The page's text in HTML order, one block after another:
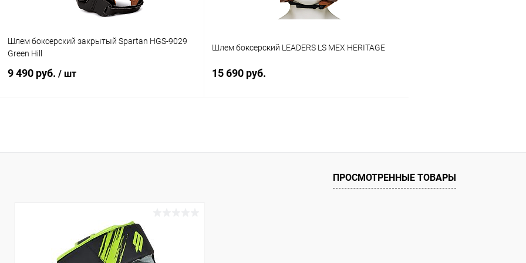
XS S
Шлем боксерский закрытый Spartan HGS-9029
Green Hill
9 490 руб. / шт
Купить в 1 клик Сравнение
Шлем боксерский LEADERS LS MEX HERITAGE
15 690 руб.
Купить в 1 клик Сравнение
ПРОСМОТРЕННЫЕ ТОВАРЫ